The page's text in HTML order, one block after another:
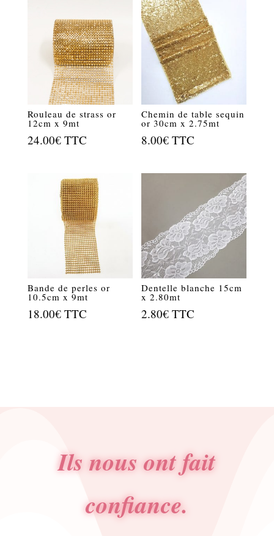
Rouleau de strass or
12cm x 9mt
24.00€ TTC
Chemin de table sequin
or 30cm x 2.75mt
8.00€ TTC
Bande de perles or
10.5cm x 9mt
18.00€ TTC
Dentelle blanche 15cm
x 2.80mt
2.80€ TTC
Ils nous ont fait
confiance.